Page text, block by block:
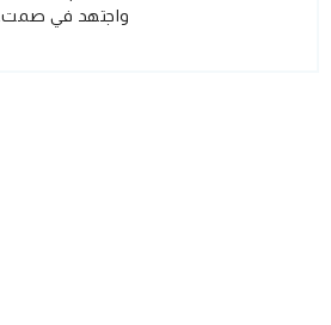
واجتهد في صمت.